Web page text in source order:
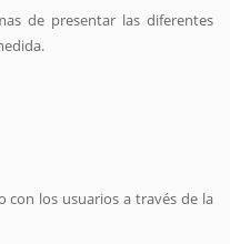
de presentar las diferentes
con los usuarios a través de la